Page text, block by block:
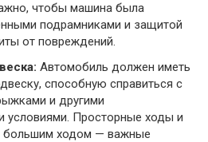
чтобы машина была
подрамниками и защитой
от повреждений.
Автомобиль должен иметь
способную справиться с
и другими
условиями. Просторные ходы и
большим ходом — важные